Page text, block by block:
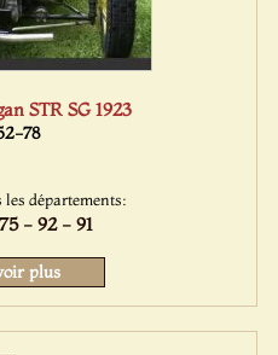
STR SG 1923
78
départements:
- 92 - 91
plus